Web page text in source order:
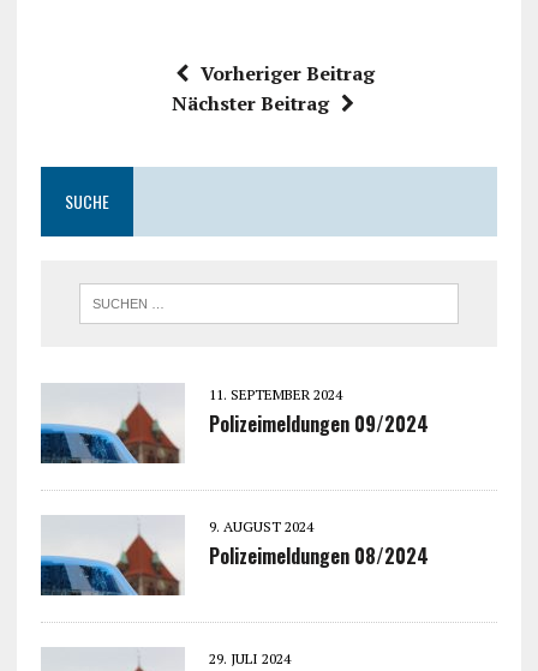
Vorheriger Beitrag
Nächster Beitrag
SUCHE
11. SEPTEMBER 2024
Polizeimeldungen 09/2024
9. AUGUST 2024
Polizeimeldungen 08/2024
29. JULI 2024